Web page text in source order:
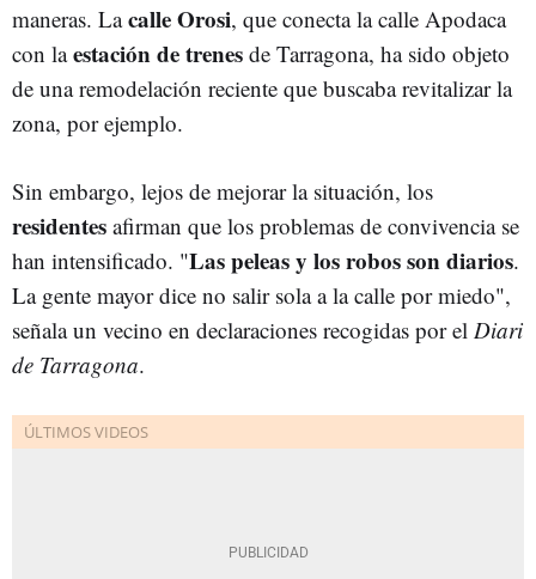
maneras. Lacalle Orosi, que conecta la calle Apodaca
con laestación de trenes de Tarragona, ha sido objeto
de una remodelación reciente que buscaba revitalizar la
zona, por ejemplo.
Sin embargo, lejos de mejorar la situación, los
residentes afirman que los problemas de convivencia se
han intensificado. "Las peleas y los robos son diarios.
La gente mayor dice no salir sola a la calle por miedo",
señala un vecino en declaraciones recogidas por el Diari
de Tarragona.